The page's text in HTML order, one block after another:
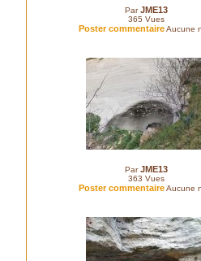
ParJME13
365 Vues
Poster commentaireAucune
ParJME13
363 Vues
Poster commentaireAucune